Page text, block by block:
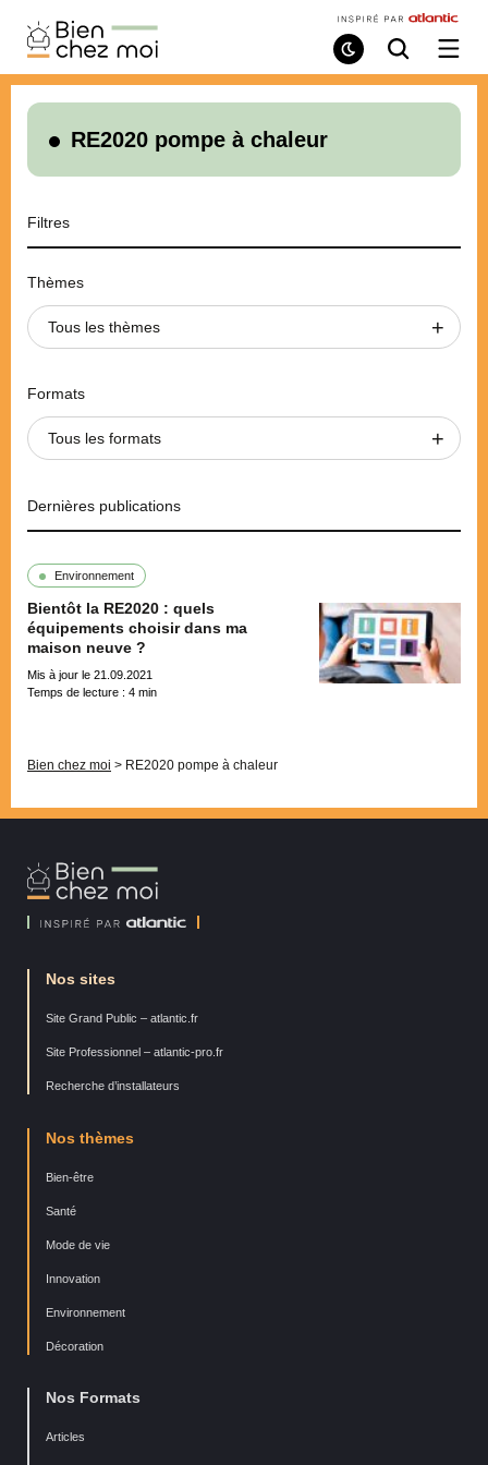
Bien
Chez
Moi
Mode
de
Recherche
/
le
RE2020 pompe à chaleur
Filtres
Thèmes
Tous les thèmes
Formats
Tous les formats
Dernières publications
Environnement
Bientôt la RE2020 : quels
équipements choisir dans ma
maison neuve ?
Mis à jour le 21.09.2021
Temps de lecture : 4 min
Bien chez moi > RE2020 pompe à chaleur
Bien
Chez
Nos sites
Site Grand Public – atlantic.fr
Site Professionnel – atlantic-pro.fr
Recherche d’installateurs
Nos thèmes
Bien-être
Santé
Mode de vie
Innovation
Environnement
Décoration
Nos Formats
Articles